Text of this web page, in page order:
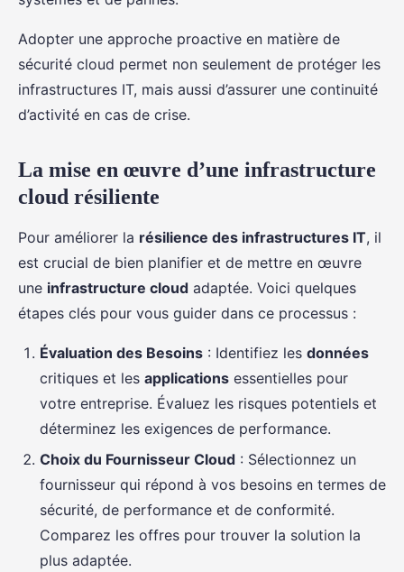
Adopter une approche proactive en matière de
sécurité cloud permet non seulement de protéger les
infrastructures IT, mais aussi d’assurer une continuité
d’activité en cas de crise.
La mise en œuvre d’une infrastructure
cloud résiliente
Pour améliorer la résilience des infrastructures IT, il
est crucial de bien planifier et de mettre en œuvre
une infrastructure cloud adaptée. Voici quelques
étapes clés pour vous guider dans ce processus :
Évaluation des Besoins : Identifiez les données
critiques et les applications essentielles pour
votre entreprise. Évaluez les risques potentiels et
déterminez les exigences de performance.
Choix du Fournisseur Cloud : Sélectionnez un
fournisseur qui répond à vos besoins en termes de
sécurité, de performance et de conformité.
Comparez les offres pour trouver la solution la
plus adaptée.